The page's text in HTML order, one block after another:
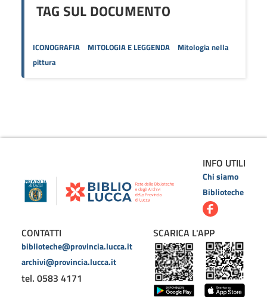
TAG SUL DOCUMENTO
ICONOGRAFIA MITOLOGIA E LEGGENDA
Mitologia nella
pittura
INFO UTILI
Chi siamo
Biblioteche
CONTATTI
biblioteche@provincia.lucca.it
archivi@provincia.lucca.it
tel. 0583 4171
SCARICA L'APP